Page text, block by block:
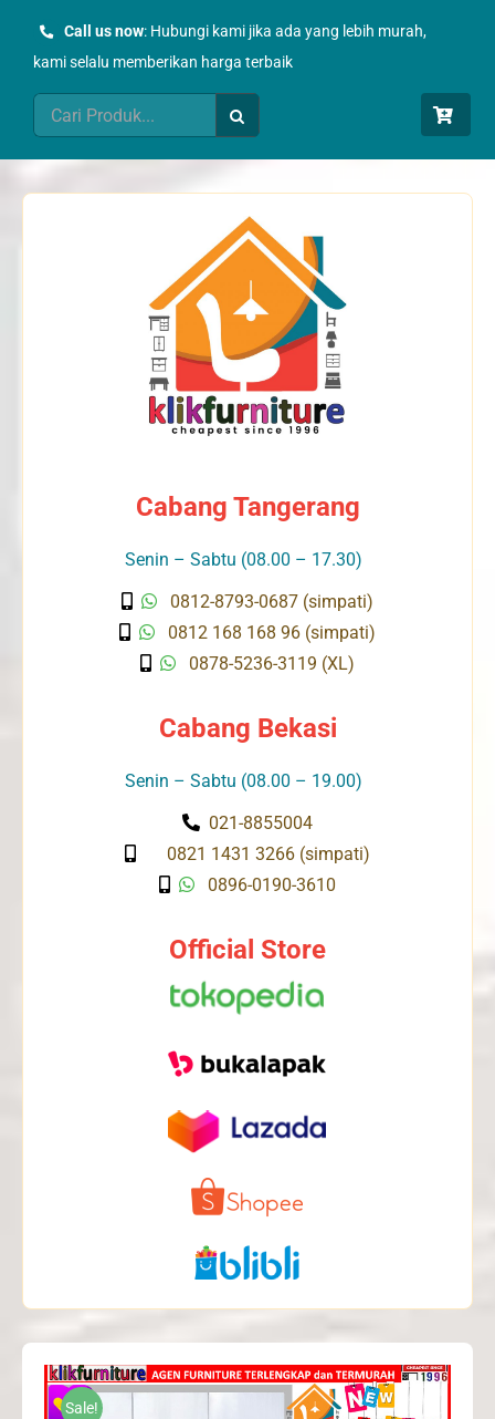
Call us now: Hubungi kami jika ada yang lebih murah,
kami selalu memberikan harga terbaik
Search
for:
Cabang Tangerang
Senin – Sabtu (08.00 – 17.30)
0812-8793-0687 (simpati)
0812 168 168 96 (simpati)
0878-5236-3119 (XL)
Cabang Bekasi
Senin – Sabtu (08.00 – 19.00)
021-8855004
0821 1431 3266 (simpati)
0896-0190-3610
Official Store
Sale!